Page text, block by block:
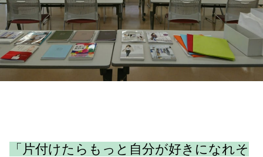
「片付けたらもっと自分が好きになれそ